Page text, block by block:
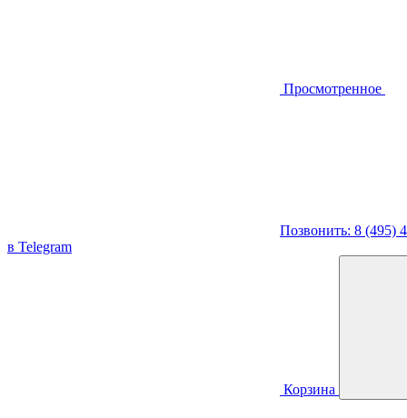
Просмотренное
Позвонить: 8 (495)
в Telegram
Корзина